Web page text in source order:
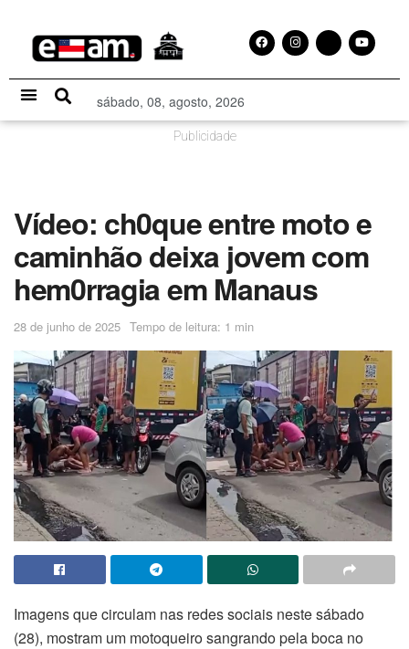
sábado, 08, agosto, 2026
Publicidade
Vídeo: ch0que entre moto e
caminhão deixa jovem com
hem0rragia em Manaus
28 de junho de 2025 Tempo de leitura: 1 min
Imagens que circulam nas redes sociais neste sábado
(28), mostram um motoqueiro sangrando pela boca no